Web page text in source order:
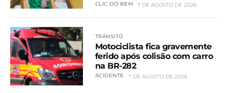
CLIC DO BEM 7 DE AGOSTO DE 2026
TRÂNSITO
Motociclista fica gravemente
ferido após colisão com carro
na BR-282
ACIDENTE 7 DE AGOSTO DE 2026